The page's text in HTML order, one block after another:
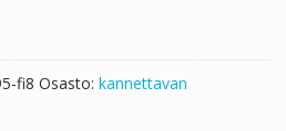
fi8 Osasto: kannettavan